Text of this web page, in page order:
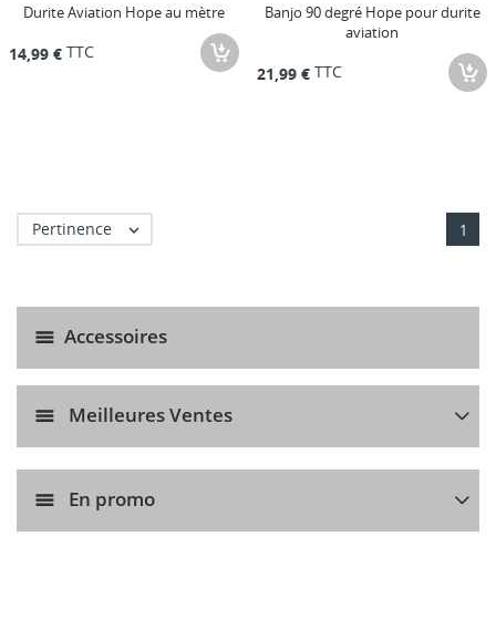
Accessoires
Meilleures Ventes
En promo
Durite Aviation Hope au mètre
14,99 € TTC
Banjo 90 degré Hope pour durite
aviation
21,99 € TTC
Pertinence  1